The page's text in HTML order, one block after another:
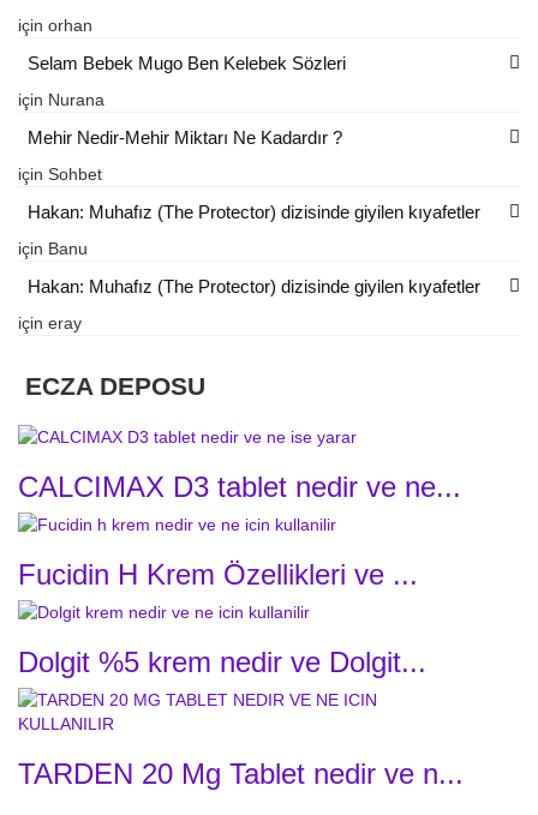
için orhan
Selam Bebek Mugo Ben Kelebek Sözleri
için Nurana
Mehir Nedir-Mehir Miktarı Ne Kadardır ?
için Sohbet
Hakan: Muhafız (The Protector) dizisinde giyilen kıyafetler
için Banu
Hakan: Muhafız (The Protector) dizisinde giyilen kıyafetler
için eray
ECZA DEPOSU
CALCIMAX D3 tablet nedir ve ne...
Fucidin H Krem Özellikleri ve ...
Dolgit %5 krem nedir ve Dolgit...
TARDEN 20 Mg Tablet nedir ve n...